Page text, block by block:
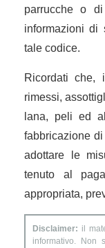
parrucche o
informazioni di
tale codice.
Ricordati che,
rimessi,
lana, peli ed
fabbricazione
adottare le
tenuto al
appropriata,
Disclaimer: il
informativo. Non